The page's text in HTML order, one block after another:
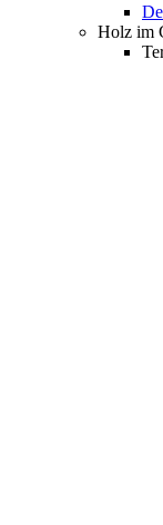
Holz im